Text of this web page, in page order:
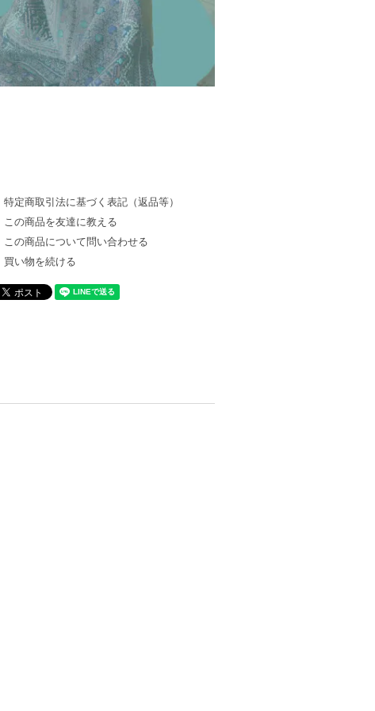
特定商取引法に基づく表記（返品等）
この商品を友達に教える
この商品について問い合わせる
買い物を続ける